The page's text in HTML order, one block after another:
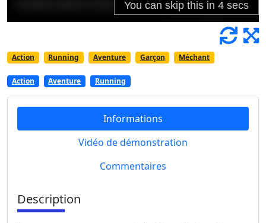
Action Running Aventure Garçon Méchant
Action Aventure Running
Informations
Vidéo de démonstration
Commentaires
Description